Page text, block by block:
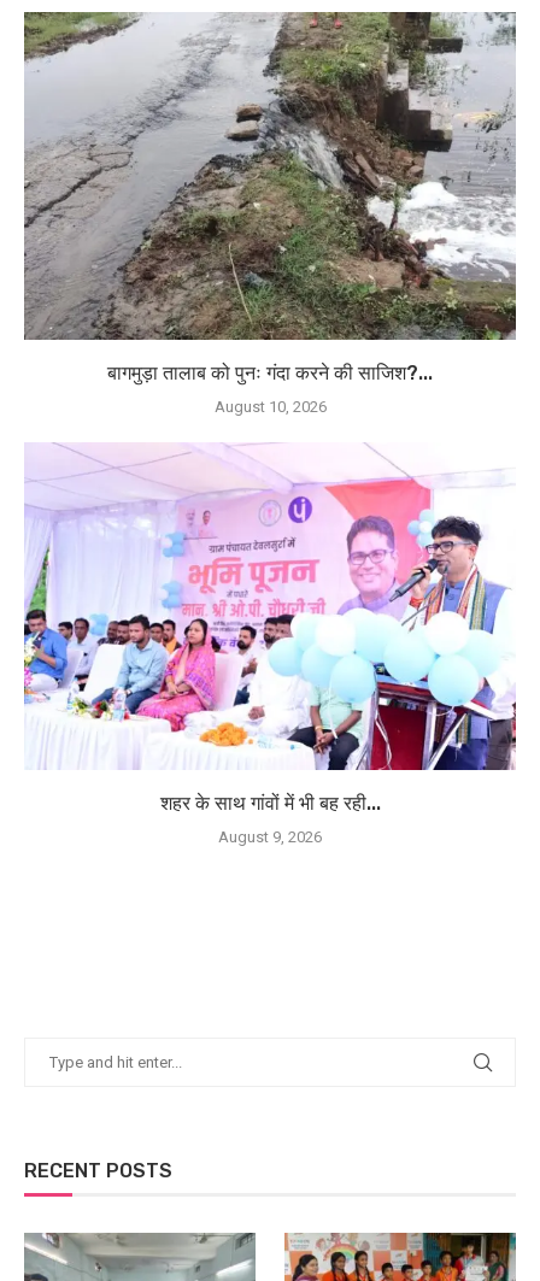
बागमुड़ा तालाब को पुनः गंदा करने की साजिश?...
August 10, 2026
शहर के साथ गांवों में भी बह रही...
August 9, 2026
RECENT POSTS